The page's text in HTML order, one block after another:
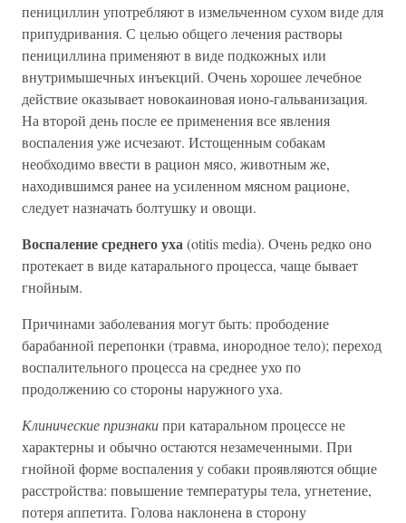
пенициллин употребляют в измельченном сухом виде для
припудривания. С целью общего лечения растворы
пенициллина применяют в виде подкожных или
внутримышечных инъекций. Очень хорошее лечебное
действие оказывает новокаиновая ионо-гальванизация.
На второй день после ее применения все явления
воспаления уже исчезают. Истощенным собакам
необходимо ввести в рацион мясо, животным же,
находившимся ранее на усиленном мясном рационе,
следует назначать болтушку и овощи.
Воспаление среднего уха(otitis media). Очень редко оно
протекает в виде катарального процесса, чаще бывает
гнойным.
Причинами заболевания могут быть: прободение
барабанной перепонки (травма, инородное тело); переход
воспалительного процесса на среднее ухо по
продолжению со стороны наружного уха.
Клинические признакипри катаральном процессе не
характерны и обычно остаются незамеченными. При
гнойной форме воспаления у собаки проявляются общие
расстройства: повышение температуры тела, угнетение,
потеря аппетита. Голова наклонена в сторону